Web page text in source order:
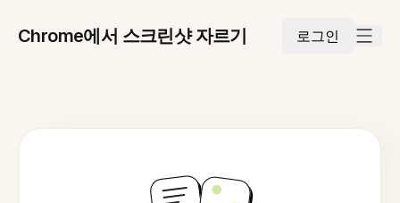
Chrome에서 스크린샷 자르기 로그인